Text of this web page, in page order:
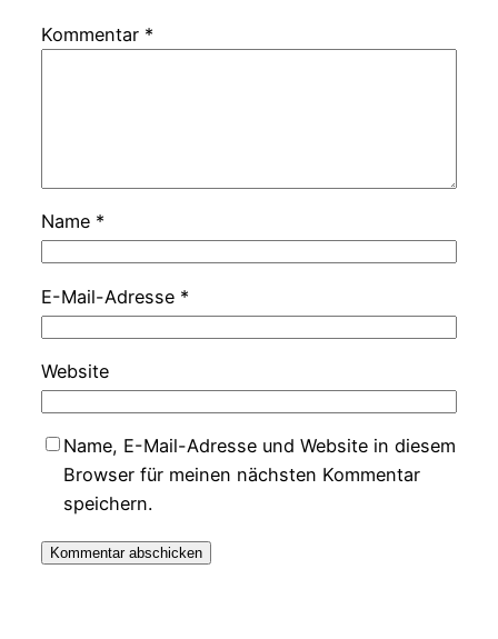
Kommentar *
Name *
E-Mail-Adresse *
Website
Name, E-Mail-Adresse und Website in diesem
Browser für meinen nächsten Kommentar
speichern.